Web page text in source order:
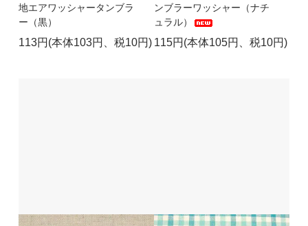
地エアワッシャータンブラ
ー（黒）
113円(本体103円、税10円)
ンブラーワッシャー（ナチ
ュラル）
115円(本体105円、税10円)